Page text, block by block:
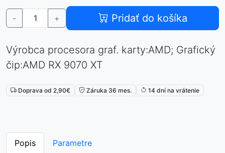
- + Pridať do košíka
Výrobca procesora graf. karty:AMD; Grafický
čip:AMD RX 9070 XT
Doprava od 2,90€ Záruka 36 mes. 14 dní na vrátenie
Popis Parametre